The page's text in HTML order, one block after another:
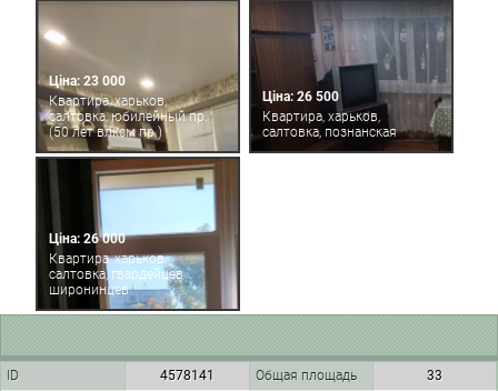
Ціна: 23 000
Квартира, харьков,
салтовка, юбилейный пр.
(50 лет влксм пр.)
Ціна: 26 500
Квартира, харьков,
салтовка, познанская
Ціна: 26 000
Квартира, харьков,
салтовка, гвардейцев
широнинцев
ID 4578141 Общая площадь 33